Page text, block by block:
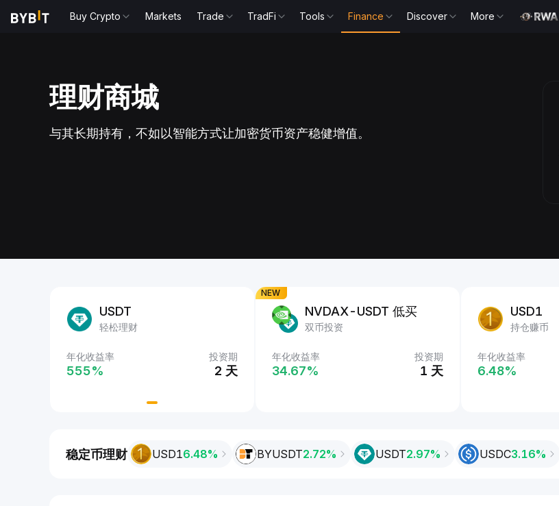
Buy Crypto Markets Trade TradFi Tools Finance Discover More
理财商城
与其长期持有，不如以智能方式让加密货币资产稳健增值。
前，大奖带
xStocks 登陆双币投资
USDT
轻松理财
年化收益率 投资期
555‎% 2 天
USDT
轻松理财
年化收益率 投资期
555‎% 2 天
NEW
NVDAX-USDT 低买
双币投资
年化收益率 投资期
34.67‎% 1 天
USD1
持仓赚币
年化收益率
6.48‎%
稳定币理财 USD16.48% BYUSDT2.72% USDT2.97‎% USDC3.16‎%